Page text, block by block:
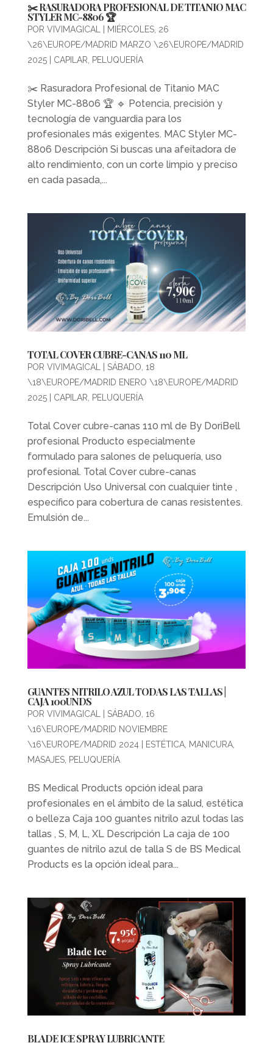
✂️ RASURADORA PROFESIONAL DE TITANIO MAC
STYLER MC-8806 🏆
POR VIVIMAGICAL
MIÉRCOLES, 26
\26\EUROPE/MADRID MARZO \26\EUROPE/MADRID
2025| CAPILAR PELUQUERÍA
✂️ Rasuradora Profesional de Titanio MAC
Styler MC-8806 🏆 🔹 Potencia, precisión y
tecnología de vanguardia para los
profesionales más exigentes. MAC Styler MC-
8806 Descripción Si buscas una afeitadora de
alto rendimiento, con un corte limpio y preciso
en cada pasada,...
TOTAL COVER CUBRE-CANAS 110 ML
POR VIVIMAGICAL | SÁBADO, 18
\18\EUROPE/MADRID ENERO \18\EUROPE/MADRID
2025| CAPILAR PELUQUERÍA
Total Cover cubre-canas 110 ml de By DoriBell
profesional Producto especialmente
formulado para salones de peluquería, uso
profesional. Total Cover cubre-canas
Descripción Uso Universal con cualquier tinte ,
específico para cobertura de canas resistentes.
Emulsión de...
GUANTES NITRILO AZUL TODAS LAS TALLAS |
CAJA 100UNDS
POR VIVIMAGICAL
SÁBADO, 16
\16\EUROPE/MADRID NOVIEMBRE
\16\EUROPE/MADRID 2024| ESTÉTICA, MANICURA,
MASAJES, PELUQUERÍA
BS Medical Products opción ideal para
profesionales en el ámbito de la salud, estética
o belleza Caja 100 guantes nitrilo azul todas las
tallas , S, M, L, XL Descripción La caja de 100
guantes de nitrilo azul de talla S de BS Medical
Products es la opción ideal para...
BLADE ICE SPRAY LUBRICANTE